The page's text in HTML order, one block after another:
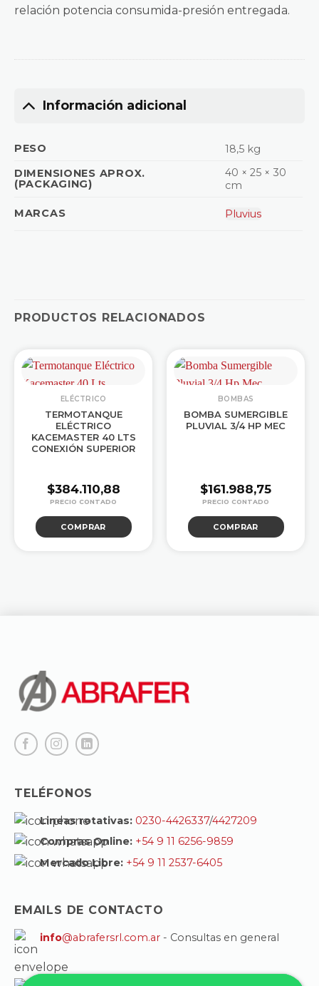
relación potencia consumida-presión entregada.
Información adicional
PESO
18,5 kg
DIMENSIONES APROX.
(PACKAGING)
40 × 25 × 30
cm
MARCAS Pluvius
PRODUCTOS RELACIONADOS
ELÉCTRICO
TERMOTANQUE
ELÉCTRICO
KACEMASTER 40 LTS
CONEXIÓN SUPERIOR
$384.110,88
COMPRAR
BOMBAS
BOMBA SUMERGIBLE
PLUVIAL 3/4 HP MEC
$161.988,75
COMPRAR
TELÉFONOS
Lineas rotativas: 0230-4426337/4427209
Compras Online: +54 9 11 6256-9859
Mercado Libre: +54 9 11 2537-6405
EMAILS DE CONTACTO
info@abrafersrl.com.ar - Consultas en general